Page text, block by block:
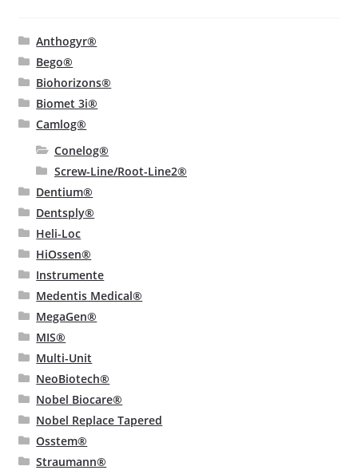
Anthogyr®
Bego®
Biohorizons®
Biomet 3i®
Camlog®
Conelog®
Screw-Line/Root-Line2®
Dentium®
Dentsply®
Heli-Loc
HiOssen®
Instrumente
Medentis Medical®
MegaGen®
MIS®
Multi-Unit
NeoBiotech®
Nobel Biocare®
Nobel Replace Tapered
Osstem®
Straumann®